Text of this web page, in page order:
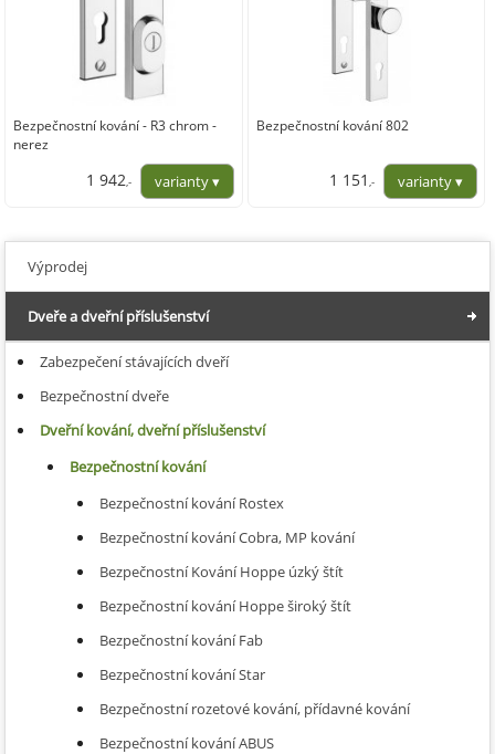
Bezpečnostní kování - R3 chrom -
nerez
1 942,-
Bezpečnostní kování 802
1 151 ,-
Výprodej
Dveře a dveřní příslušenství
Zabezpečení stávajících dveří
Bezpečnostní dveře
Dveřní kování, dveřní příslušenství
Bezpečnostní kování
Bezpečnostní kování Rostex
Bezpečnostní kování Cobra, MP kování
Bezpečnostní Kování Hoppe úzký štít
Bezpečnostní kování Hoppe široký štít
Bezpečnostní kování Fab
Bezpečnostní kování Star
Bezpečnostní rozetové kování, přídavné kování
Bezpečnostní kování ABUS